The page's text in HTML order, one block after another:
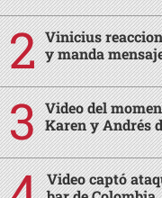
Vinicius
y manda
Video del
Karen y Andrés
Video captó